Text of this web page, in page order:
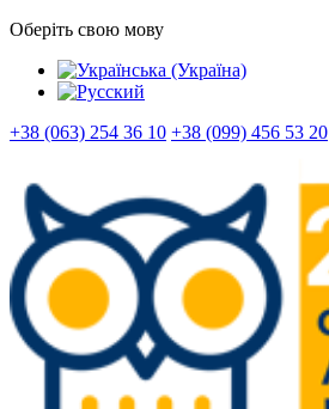
Оберіть свою мову
+38 (063) 254 36 10 +38 (099) 456 53 20